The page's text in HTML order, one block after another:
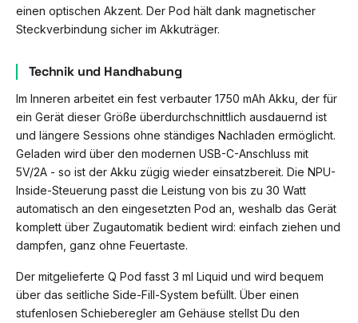
einen optischen Akzent. Der Pod hält dank magnetischer
Steckverbindung sicher im Akkuträger.
Technik und Handhabung
Im Inneren arbeitet ein fest verbauter 1750 mAh Akku, der für
ein Gerät dieser Größe überdurchschnittlich ausdauernd ist
und längere Sessions ohne ständiges Nachladen ermöglicht.
Geladen wird über den modernen USB-C-Anschluss mit
5V/2A - so ist der Akku zügig wieder einsatzbereit. Die NPU-
Inside-Steuerung passt die Leistung von bis zu 30 Watt
automatisch an den eingesetzten Pod an, weshalb das Gerät
komplett über Zugautomatik bedient wird: einfach ziehen und
dampfen, ganz ohne Feuertaste.
Der mitgelieferte Q Pod fasst 3 ml Liquid und wird bequem
über das seitliche Side-Fill-System befüllt. Über einen
stufenlosen Schieberegler am Gehäuse stellst Du den